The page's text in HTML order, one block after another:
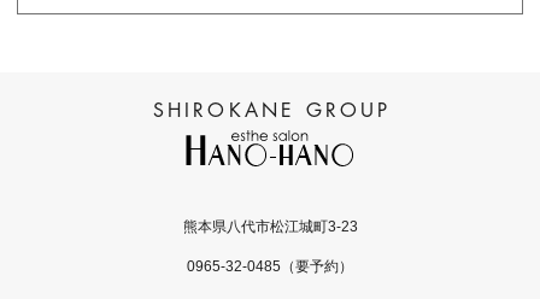
熊本県八代市松江城町3-23
0965-32-0485 （要予約）